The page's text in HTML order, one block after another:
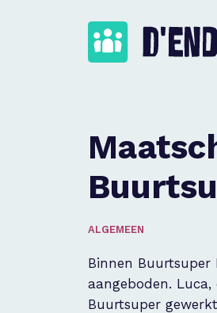
ALGEMEEN
Binnen Buurtsuper
aangeboden.
Buurtsuper